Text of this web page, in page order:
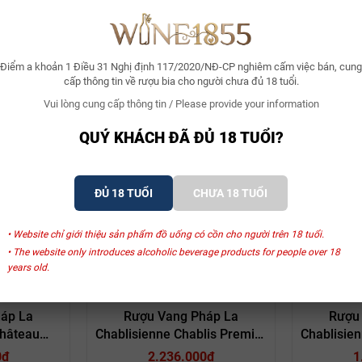
Điểm a khoản 1 Điều 31 Nghị định 117/2020/NĐ-CP nghiêm cấm việc bán, cung
cấp thông tin về rượu bia cho người chưa đủ 18 tuổi.
Vui lòng cung cấp thông tin / Please provide your information
QUÝ KHÁCH ĐÃ ĐỦ 18 TUỔI?
ĐỦ 18 TUỔI CHƯA 18 TUỔI
• Website chỉ giới thiệu sản phẩm đồ uống có cồn cho người trên 18 tuổi.
• The website only introduces alcoholic beverage products for people over 18
years old.
SẢN PHẨM LIÊN QUAN
La
Grand
Rượu Vang Pháp La
Chablisienne Chablis Premier
Cru Fourchaume
2.236.000₫